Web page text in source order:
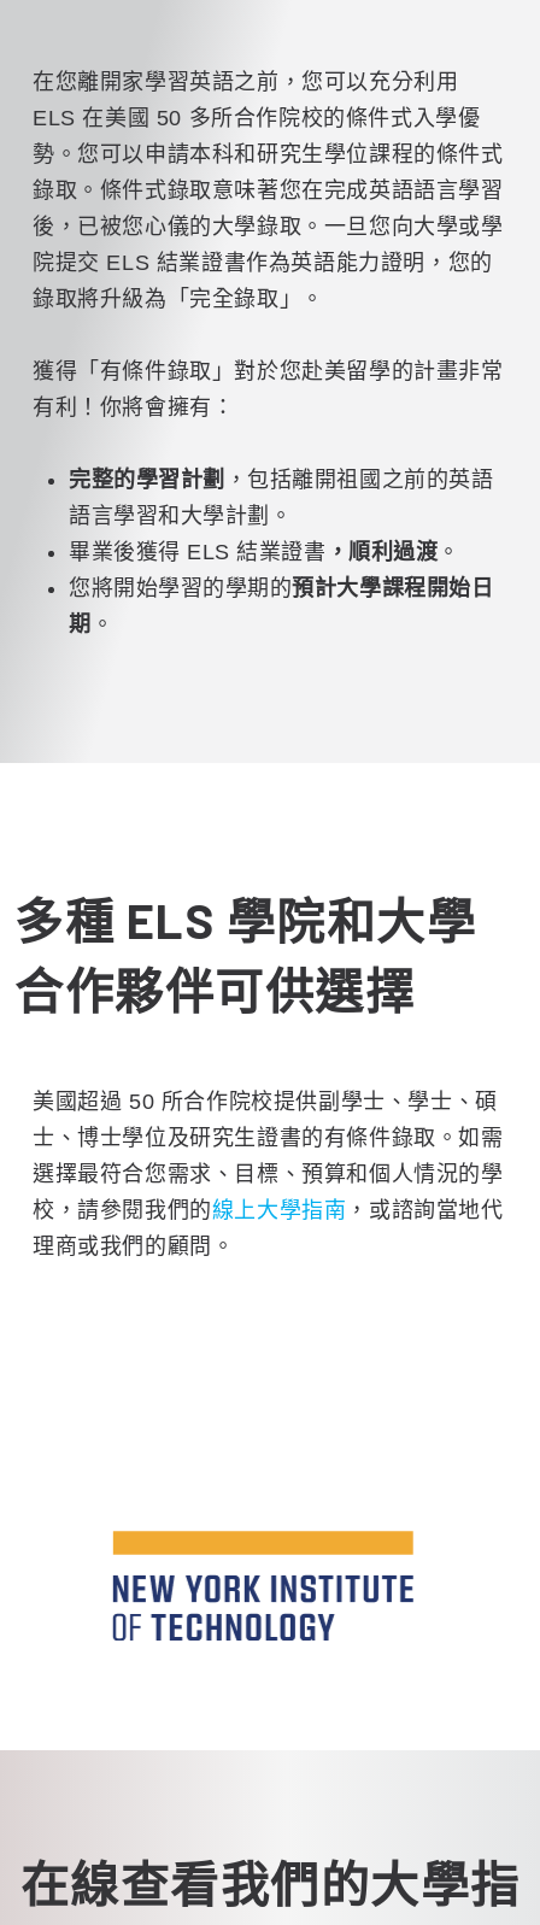
在您離開家學習英語之前，您可以充分利用
ELS 在美國 50 多所合作院校的條件式入學優
勢。您可以申請本科和研究生學位課程的條件式
錄取。條件式錄取意味著您在完成英語語言學習
後，已被您心儀的大學錄取。一旦您向大學或學
院提交 ELS 結業證書作為英語能力證明，您的
錄取將升級為「完全錄取」。
獲得「有條件錄取」對於您赴美留學的計畫非常
有利！你將會擁有：
完整的學習計劃 ，包括離開祖國之前的英語
語言學習和大學計劃。
畢業後獲得 ELS 結業證書 ，順利過渡 。
您將開始學習的學期的預計大學課程開始日
期 。
多種 ELS 學院和大學
合作夥伴可供選擇
美國超過 50 所合作院校提供副學士、學士、碩
士、博士學位及研究生證書的有條件錄取。如需
選擇最符合您需求、目標、預算和個人情況的學
校，請參閱我們的線上大學指南 ，或諮詢當地代
理商或我們的顧問。
在線查看我們的大學指